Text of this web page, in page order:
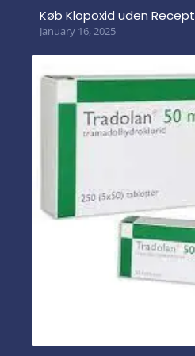
Køb Klopoxid uden Recept
January 16, 2025